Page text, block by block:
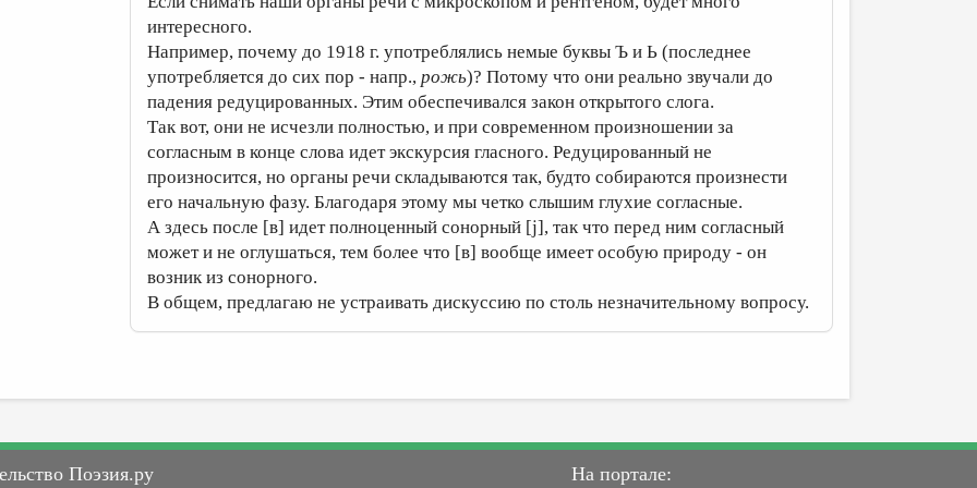
интересного.
Например, почему до 1918 г. употреблялись немые буквы Ъ и Ь (последнее
употребляется до сих пор - напр., рожь)? Потому что они реально звучали до
падения редуцированных. Этим обеспечивался закон открытого слога.
Так вот, они не исчезли полностью, и при современном произношении за
согласным в конце слова идет экскурсия гласного. Редуцированный не
произносится, но органы речи складываются так, будто собираются произнести
его начальную фазу. Благодаря этому мы четко слышим глухие согласные.
А здесь после [в] идет полноценный сонорный [j], так что перед ним согласный
может и не оглушаться, тем более что [в] вообще имеет особую природу - он
возник из сонорного.
В общем, предлагаю не устраивать дискуссию по столь незначительному вопросу.
Поэзия.ру На портале: